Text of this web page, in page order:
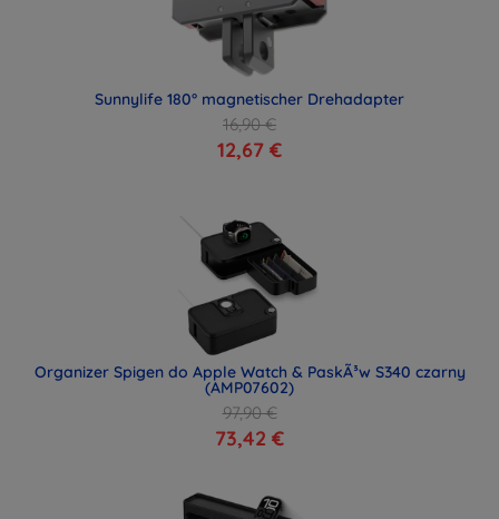
Sunnylife 180° magnetischer Drehadapter
16,90 €
12,67 €
Organizer Spigen do Apple Watch & PaskÃ³w S340 czarny
(AMP07602)
97,90 €
73,42 €